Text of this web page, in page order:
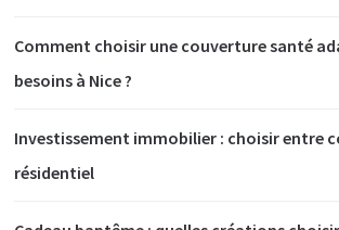
Comment choisir une couverture santé
besoins à Nice ?
Investissement immobilier : choisir entre
résidentiel